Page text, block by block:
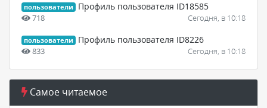
пользователи Профиль пользователя ID18585
718 Сегодня, в 10:18
пользователи Профиль пользователя ID8226
833 Сегодня, в 10:18
Самое читаемое